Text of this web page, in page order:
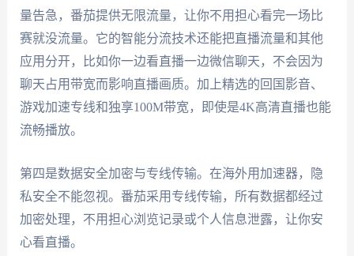
量告急，番茄提供无限流量，让你不用担心看完一场比
赛就没流量。它的智能分流技术还能把直播流量和其他
应用分开，比如你一边看直播一边微信聊天，不会因为
聊天占用带宽而影响直播画质。加上精选的回国影音、
游戏加速专线和独享100M带宽，即使是4K高清直播也能
流畅播放。
第四是数据安全加密与专线传输。在海外用加速器，隐
私安全不能忽视。番茄采用专线传输，所有数据都经过
加密处理，不用担心浏览记录或个人信息泄露，让你安
心看直播。